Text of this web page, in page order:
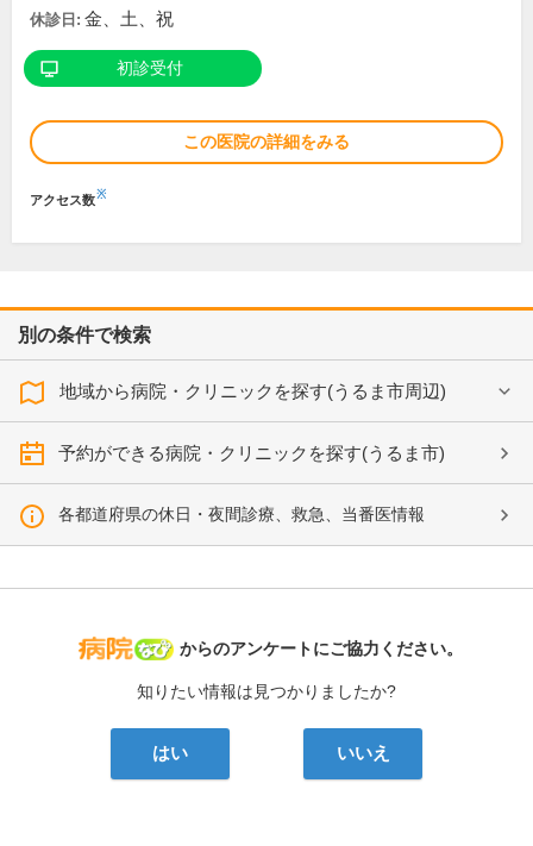
休診日: 金、土、祝
初診受付
この医院の詳細をみる
アクセス数※
別の条件で検索
地域から病院・クリニックを探す(うるま市周辺)
予約ができる病院・クリニックを探す(うるま市)
各都道府県の休日・夜間診療、救急、当番医情報
病院なび
からのアンケートにご協力ください。
知りたい情報は見つかりましたか?
はい いいえ